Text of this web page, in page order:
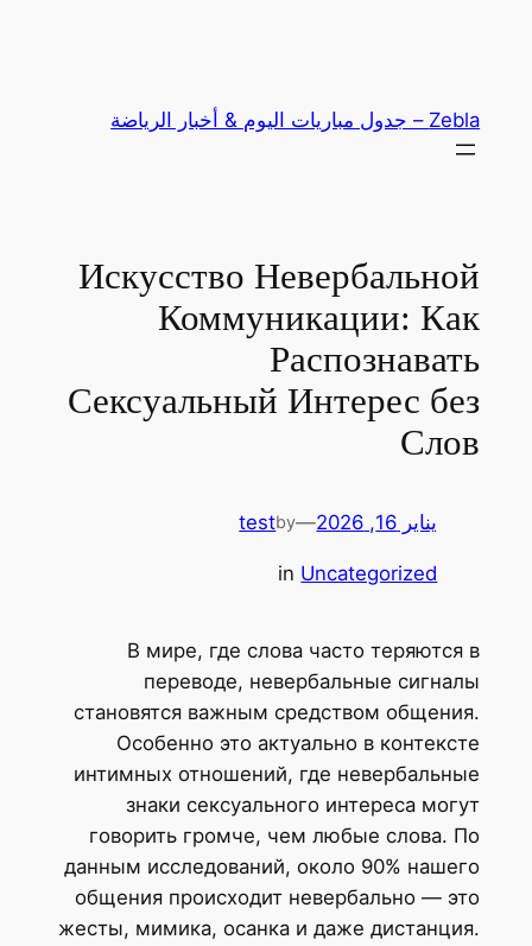
Zebla – جدول مباريات اليوم & أخبار الرياضة
Искусство Невербальной
Коммуникации: Как
Распознавать
Сексуальный Интерес без
Слов
يناير 16, 2026 —
by
test
inUncategorized
В мире, где слова часто теряются в
переводе, невербальные сигналы
становятся важным средством общения.
Особенно это актуально в контексте
интимных отношений, где невербальные
знаки сексуального интереса могут
говорить громче, чем любые слова. По
данным исследований, около 90% нашего
общения происходит невербально — это
жесты, мимика, осанка и даже дистанция.